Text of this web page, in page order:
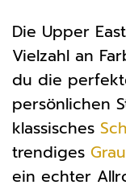
Die Upper
Vielzahl an
du die
persönlichen
klassisches
trendiges Grau
ein echter